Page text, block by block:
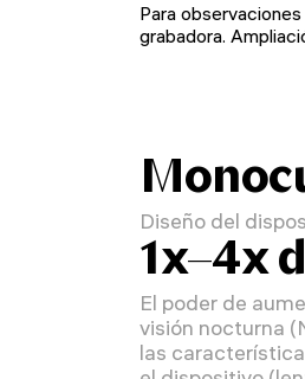
Para
grabadora.
Diseño del
1x–4x
El poder de
visión nocturna
las